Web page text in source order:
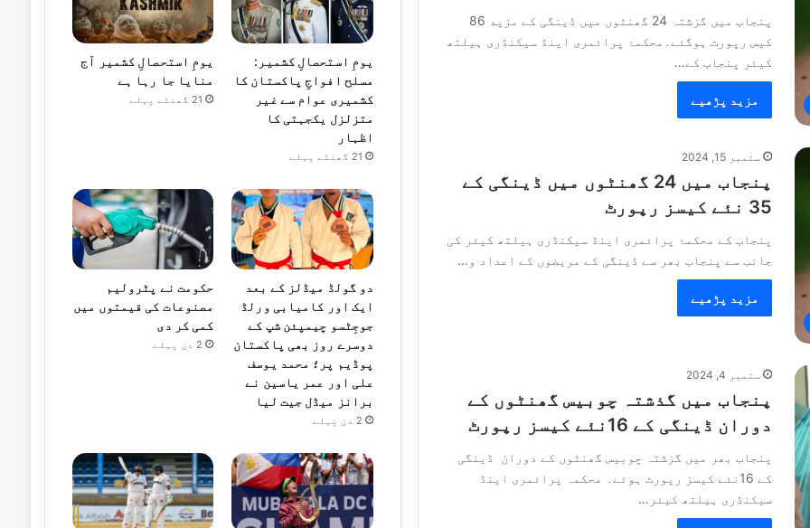
پنجاب میں گزشتہ 24 گھنٹوں میں ڈینگی کے مزید 86
کیس رپورٹ ہوگئے۔محکمۂ پرائمری اینڈ سیکنڈری ہیلتھ
کیئر پنجاب کے…
مزید پڑھیے
ستمبر 15, 2024
پنجاب میں 24 گھنٹوں میں ڈینگی کے
35 نئے کیسز رپورٹ
پنجاب کے محکمۂ پرائمری اینڈ سیکنڈری ہیلتھ کیئر کی
جانب سے پنجاب بھر سے ڈینگی کے مریضوں کے اعداد و…
مزید پڑھیے
ستمبر 4, 2024
پنجاب میں گذشتہ چوبیس گھنٹوں کے
دوران ڈینگی کے 16نئے کیسز رپورٹ
پنجاب بھر میں گزشتہ چوبیس گھنٹوں کے دوران ڈینگی
کے 16نئے کیسز رپورٹ ہوئے۔ محکمہ پرائمری اینڈ
سیکنڈری ہیلتھ کیئر…
یومِ استحصالِ کشمیر:
مسلح افواجِ پاکستان کا
کشمیری عوام سے غیر
متزلزل یکجہتی کا
اظہار
21 گھنٹے پہلے
یومِ استحصالِ کشمیر آج
منایا جا رہا ہے
21 گھنٹے پہلے
دو گولڈ میڈلز کے بعد
ایک اور کامیابی ورلڈ
جوجِٹسو چیمپئن شپ کے
دوسرے روز بھی پاکستان
پوڈیم پر؛ محمد یوسف
علی اور عمر یاسین نے
برانز میڈل جیت لیا
2 دن پہلے
حکومت نے پٹرولیم
مصنوعات کی قیمتوں میں
کمی کر دی
2 دن پہلے